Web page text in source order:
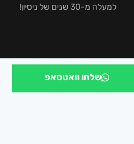
למעלה מ-30 שנים של ניסיון!
שלחו וואטסאפ